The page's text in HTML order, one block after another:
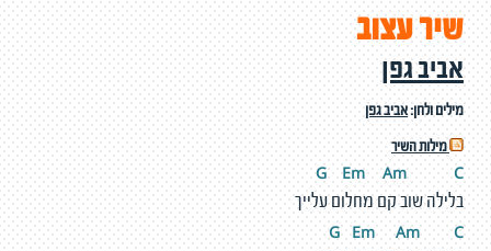
שיר עצוב
אביב גפן
מילים ולחן:אביב גפן
מילות השיר
G Em Am C
בלילה שוב קם מחלום עלייך
G Em Am C